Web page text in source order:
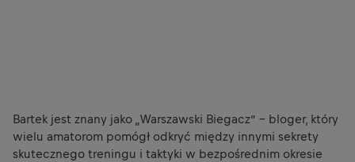
Bartek jest znany jako „Warszawski Biegacz” – bloger, który
wielu amatorom pomógł odkryć między innymi sekrety
skutecznego treningu i taktyki w bezpośrednim okresie